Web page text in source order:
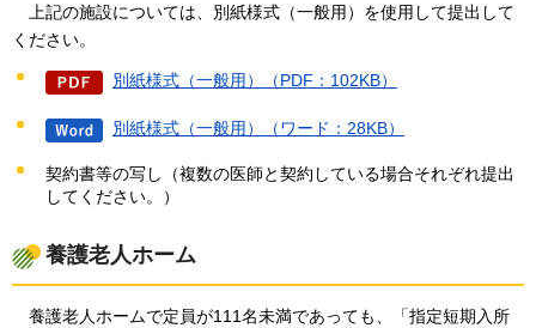
上記の施設については、別紙様式（一般用）を使用して提出して
ください。
別紙様式（一般用）（PDF：102KB）
別紙様式（一般用）（ワード：28KB）
契約書等の写し（複数の医師と契約している場合それぞれ提出
してください。）
養護老人ホーム
養護老人ホームで定員が111名未満であっても、「指定短期入所